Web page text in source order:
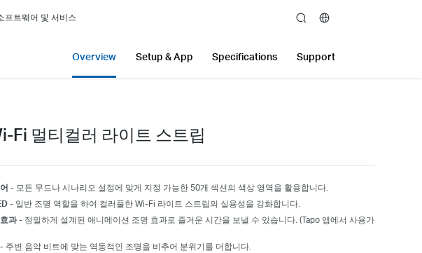
프트웨어 및 서비스 search
Overview Setup & App Specifications Support
Fi 멀티컬러 라이트 스트립
- 모든 무드나 시나리오 설정에 맞게 지정 가능한 50개 섹션의 색상 영역을 활용합니다.
- 일반 조명 역할을 하여 컬러풀한 Wi-Fi 라이트 스트립의 실용성을 강화합니다.
과 - 정밀하게 설계된 애니메이션 조명 효과로 즐거운 시간을 보낼 수 있습니다. (Tapo 앱에서 사용가
- 주변 음악 비트에 맞는 역동적인 조명을 비추어 분위기를 더합니다.